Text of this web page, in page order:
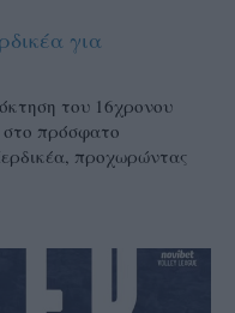
για
του 16χρονου
στο πρόσφατο
προχωρώντας